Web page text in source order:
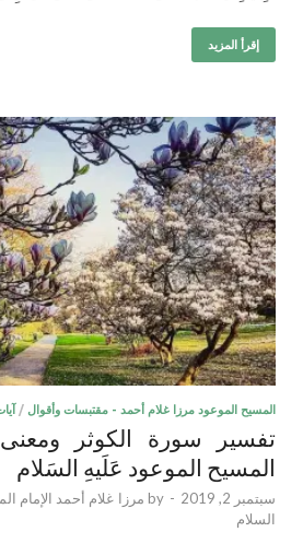
إقرأ المزيد
المسيح الموعود مرزا غلام أحمد - مقتبسات وأقوال /
تفسير سورة الكوثر
المسيح الموعود عَلَيهِ السَلام
سبتمبر 2, 2019 -
by مرزا غلام أحمد الإمام
السلام